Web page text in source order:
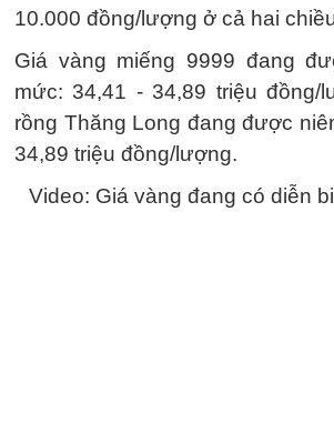
10.000 đồng/lượng ở cả hai
Giá vàng miếng 9999 đang
mức: 34,41 - 34,89 triệu đồng/
rồng Thăng Long đang được
34,89 triệu đồng/lượng.
Video: Giá vàng đang có diễn